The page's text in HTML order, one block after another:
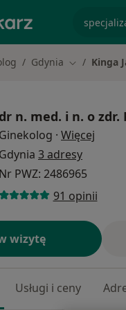
Gdynia ZmieńKinga
dr n. med. i n. o zdr.
Ginekolog · Więcej
Gdynia 3 adresy
Nr PWZ: 2486965
91 opinii
wizytę
Usługi i ceny